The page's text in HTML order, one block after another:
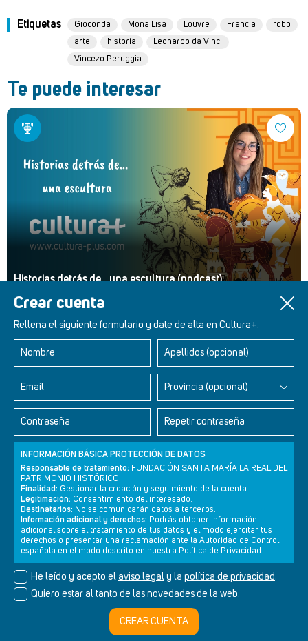
Crear cuenta
Rellena el siguiente formulario y date de alta en Cultura+.
Nombre Apellidos (opcional)
Email Provincia (opcional)
Contraseña Repetir contraseña
INFORMACIÓN BÁSICA PROTECCIÓN DE DATOS
Responsable de tratamiento: FUNDACIÓN SANTA MARÍA LA REAL DEL
PATRIMONIO HISTÓRICO.
Finalidad: Gestionar la creación y seguimiento de la cuenta.
Legitimación: Consentimiento del interesado.
Destinatarios: No se comunicarán datos a terceros.
Información adicional y derechos: Podrás obtener información
adicional sobre el tratamiento de tus datos y el modo ejercitar tus
derechos o presentar una reclamación ante la Autoridad de Control
española en el modo descrito en nuestra Política de Privacidad.
He leído y acepto el aviso legal y la política de privacidad.
Quiero estar al tanto de las novedades de la web.
CREAR CUENTA
Etiquetas Gioconda Mona Lisa Louvre Francia
robo
arte
historia
Leonardo da Vinci
Vincezo Peruggia
Te puede interesar
Historias detrás de... una escultura (podcast)
Retablos Renacentistas Este de León
Newsletter Aviso legal Política de privacidad Política de cookies
© Cultura+ 2026. Todos los derechos reservados